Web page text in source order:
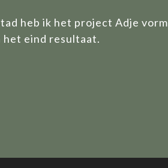
heb ik het project Adje vorm
het eind resultaat.